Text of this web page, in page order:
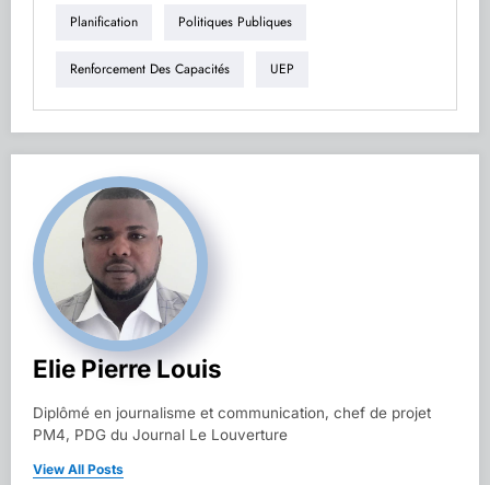
Planification Politiques Publiques
Renforcement Des Capacités UEP
Elie Pierre Louis
Diplômé en journalisme et communication, chef de projet
PM4, PDG du Journal Le Louverture
View All Posts